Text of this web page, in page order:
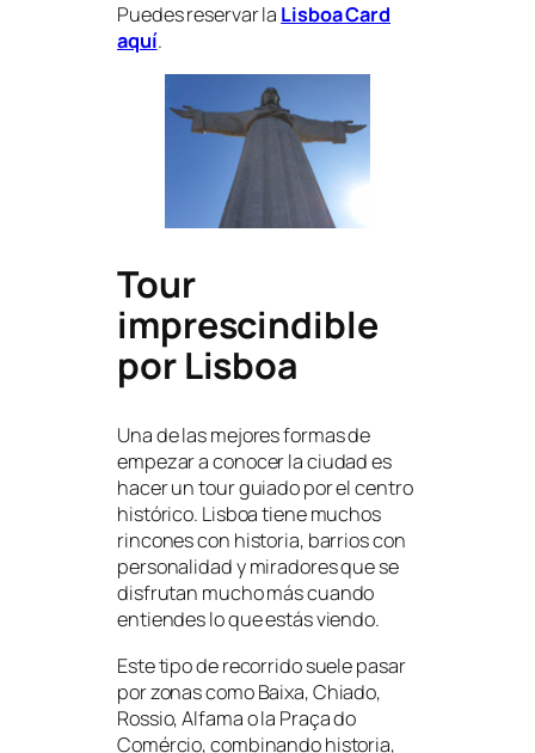
Puedes reservar la Lisboa Card
aquí.
Tour
imprescindible
por Lisboa
Una de las mejores formas de
empezar a conocer la ciudad es
hacer un tour guiado por el centro
histórico. Lisboa tiene muchos
rincones con historia, barrios con
personalidad y miradores que se
disfrutan mucho más cuando
entiendes lo que estás viendo.
Este tipo de recorrido suele pasar
por zonas como Baixa, Chiado,
Rossio, Alfama o la Praça do
Comércio, combinando historia,